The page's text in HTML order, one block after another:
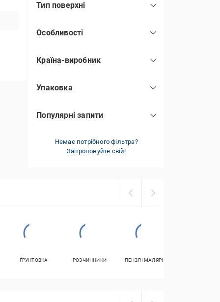
Тип поверхні
ПВХ(3)
Особливості
вологостійкість
Країна-виробник
Упаковка
тюбик(2)
Популярні запити
Немає потрібного фільтра?
Запропонуйте свій!
ҐРУНТОВКА РОЗЧИННИКИ ПЕНЗЛІ МАЛЯРНІ